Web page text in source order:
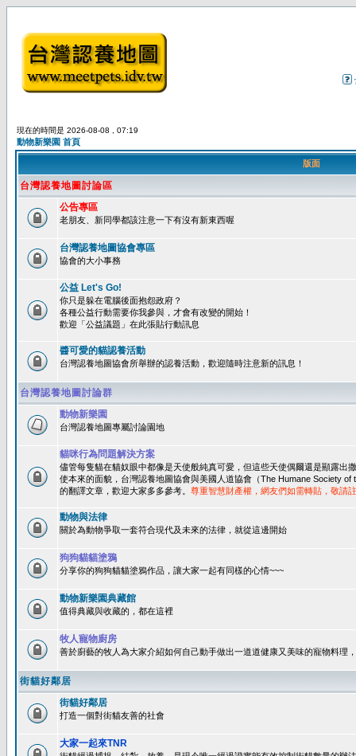
現在的時間是 2026-08-08 , 07:19
動物新樂園 首頁
版面
台灣認養地圖討論區
公告專區
老朋友、新同學都該注意一下有沒有新東西喔
台灣認養地圖協會專區
協會的大小事務
公益 Let's Go!
你只是躲在電腦後面抱怨政府？
各種公益行動需要你我參與，才會有改變的開始！
歡迎「公益議題」在此張貼行動訊息
醬可愛的貓認養活動
台灣認養地圖協會所舉辦的認養活動，歡迎隨時注意新的訊息！
台灣認養地圖討論群
動物新樂園
台灣認養地圖專屬討論園地
貓咪行為問題解決方案
儘管每隻貓在貓奴眼中都像是天使般純真可愛，但這些天使偶爾還是顯露出
使本來的面貌，台灣認養地圖協會與美國人道協會（The Humane Society
的翻譯文章，歡迎大家多多參考。 尊重智慧財產權，網友們如需轉貼，敬請
動物與法律
關於為動物爭取一套符合現代及未來的法律，就從這邊開始
狗狗貓貓塗鴉
分享你的狗狗貓貓塗鴉作品，讓大家一起有同樣的心情~~~
動物新樂園典藏館
值得典藏與收藏的，都在這裡
牧人寵物廚房
善於廚藝的牧人為大家介紹如何自己動手做出一道道健康又美味的寵物料理
街貓好鄰居
街貓好鄰居
打造一個對街貓友善的社會
大家一起來TNR